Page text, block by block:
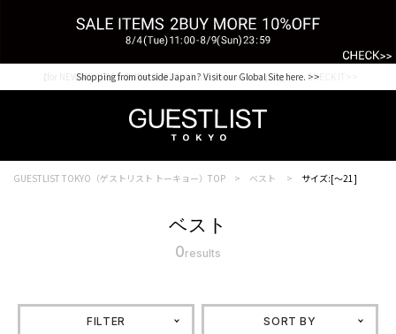
Shopping from outside Japan? Visit our Global Site here. >>
【for NEW MEMBER】新規会員様1000Point Present Campaign CHECK IT>>
GUESTLIST TOKYO（ゲストリスト トーキョー）TOP ベスト サイズ:[～21]
ベスト
0results
FILTER SORT BY